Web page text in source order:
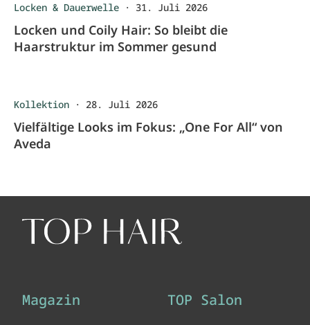
Locken & Dauerwelle · 31. Juli 2026
Locken und Coily Hair: So bleibt die
Haarstruktur im Sommer gesund
Kollektion · 28. Juli 2026
Vielfältige Looks im Fokus: „One For All“ von
Aveda
Magazin TOP Salon